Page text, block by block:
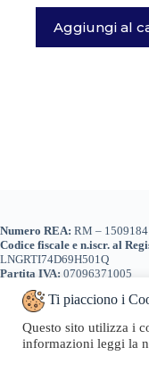
Aggiungi al
Numero REA: RM – 1509184
Codice fiscale e n.iscr. al
LNGRTI74D69H501Q
Partita IVA: 07096371005
Ti piacciono i
Questo sito utilizza i
informazioni leggi la